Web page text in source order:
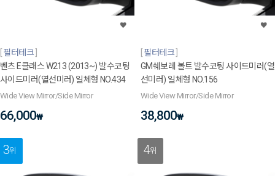
필터테크
벤츠 E클래스 W213 (2013~) 발수코팅
사이드미러(열선미러) 일체형 NO.434
Wide View Mirror/Side Mirror
66,000₩
필터테크
GM쉐보레 볼트 발수코팅 사이드미러(열
선미러) 일체형 NO.156
Wide View Mirror/Side Mirror
38,800₩
3위 4위